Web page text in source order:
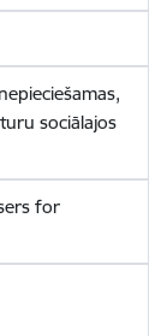
sociālajos
for